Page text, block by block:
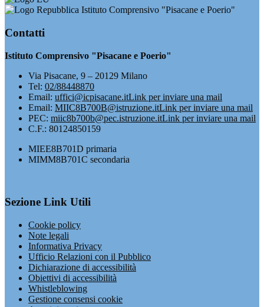
Istituto Comprensivo "Pisacane e Poerio"
Contatti
Istituto Comprensivo "Pisacane e Poerio"
Via Pisacane, 9 – 20129 Milano
Tel: 02/88448870
Email: uffici@icpisacane.itLink per inviare una mail
Email: MIIC8B700B@istruzione.itLink per inviare una mail
PEC: miic8b700b@pec.istruzione.itLink per inviare una mail
C.F.: 80124850159
MIEE8B701D primaria
MIMM8B701C secondaria
Sezione Link Utili
Cookie policy
Note legali
Informativa Privacy
Ufficio Relazioni con il Pubblico
Dichiarazione di accessibilità
Obiettivi di accessibilità
Whistleblowing
Gestione consensi cookie